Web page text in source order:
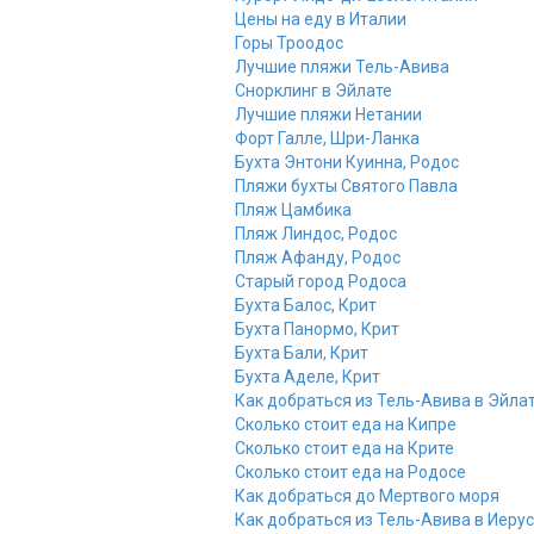
Цены на еду в Италии
Горы Троодос
Лучшие пляжи Тель-Авива
Снорклинг в Эйлате
Лучшие пляжи Нетании
Форт Галле, Шри-Ланка
Бухта Энтони Куинна, Родос
Пляжи бухты Святого Павла
Пляж Цамбика
Пляж Линдос, Родос
Пляж Афанду, Родос
Старый город Родоса
Бухта Балос, Крит
Бухта Панормо, Крит
Бухта Бали, Крит
Бухта Аделе, Крит
Как добраться из Тель-Авива в
Сколько стоит еда на Кипре
Сколько стоит еда на Крите
Сколько стоит еда на Родосе
Как добраться до Мертвого моря
Как добраться из Тель-Авива в